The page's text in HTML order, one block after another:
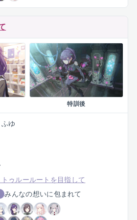
特訓後
ゆ
ゥルールートを目指して
みんなの想いに包まれて